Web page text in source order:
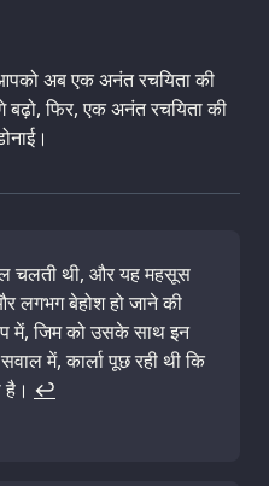
अब एक अनंत रचयिता की
फिर, एक अनंत रचयिता की
चलती थी, और यह महसूस
लगभग बेहोश हो जाने की
में, जिम को उसके साथ इन
में, कार्ला पूछ रही थी कि
है। ↩